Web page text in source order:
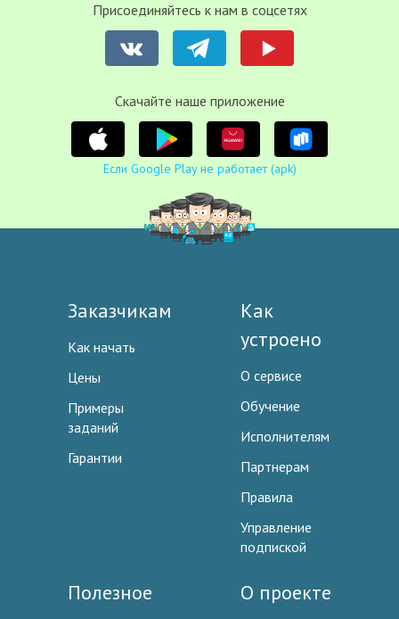
Присоединяйтесь к нам в соцсетях
Cкачайте наше приложение
Если Google Play не работает (apk)
Заказчикам
Как начать
Цены
Примеры
заданий
Гарантии
Как
устроено
О сервисе
Обучение
Исполнителям
Партнерам
Правила
Управление
подпиской
Полезное О проекте